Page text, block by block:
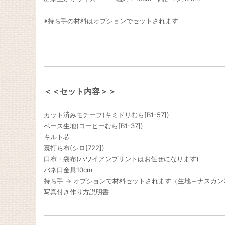
※持ち手の材料はオプションでセットされます
＜＜セット内容＞＞
カット済みモチーフ(キミドリむら[B1-57])
ベース生地(コーヒーむら[B1-37])
キルト芯
裏打ち布(シロ[722])
口布・袋布(ハワイアンプリントはお任せになります)
バネ口金具10cm
持ち手 → オプションで材料セットされます（生地＋ナスカ
写真付き作り方説明書